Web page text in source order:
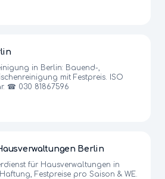
in Berlin: Bauend-,
mit Festpreis. ISO
☎ 030 81867596
Berlin
für Hausverwaltungen in
Festpreise pro Saison & WE.